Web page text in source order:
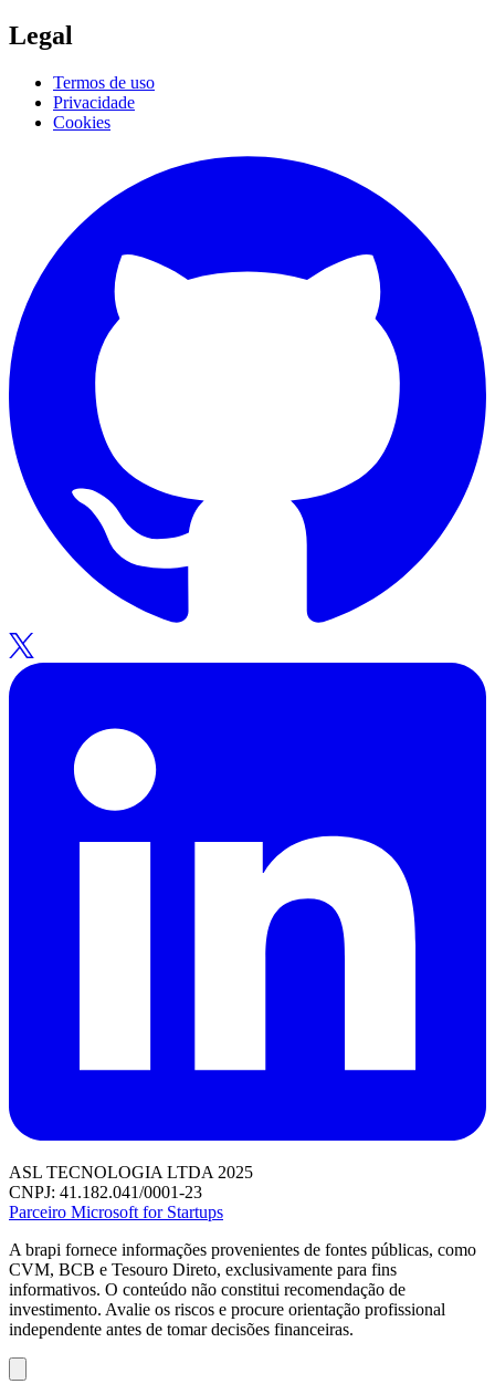
Legal
Termos de uso
Privacidade
Cookies
ASL TECNOLOGIA LTDA 2025
CNPJ: 41.182.041/0001-23
Parceiro Microsoft for Startups
A brapi fornece informações provenientes de fontes públicas, como
CVM, BCB e Tesouro Direto, exclusivamente para fins
informativos. O conteúdo não constitui recomendação de
investimento. Avalie os riscos e procure orientação profissional
independente antes de tomar decisões financeiras.